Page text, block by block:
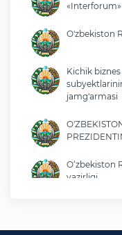
«Interforum»
O'zbekiston
Kichik
jamg'armasi
O‘zbekiston
vazirligi